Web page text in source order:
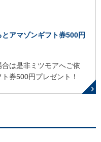
アマゾンギフト券500円
は是非ミツモアへご依
券500円プレゼント！